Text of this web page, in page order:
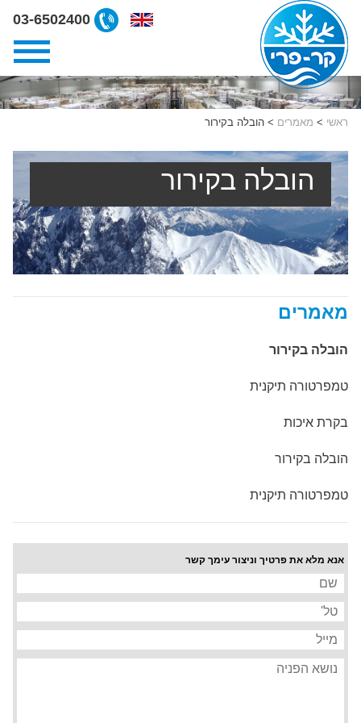
ליצירת
03-
6502400
03-6502400
ראשי > מאמרים > הובלה בקירור
הובלה בקירור
מאמרים
הובלה בקירור
טמפרטורה תיקנית
בקרת איכות
הובלה בקירור
טמפרטורה תיקנית
אנא מלא את פרטיך וניצור עימך קשר